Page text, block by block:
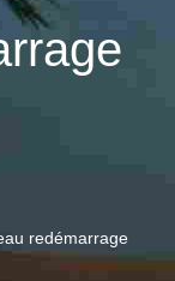
redémarrage